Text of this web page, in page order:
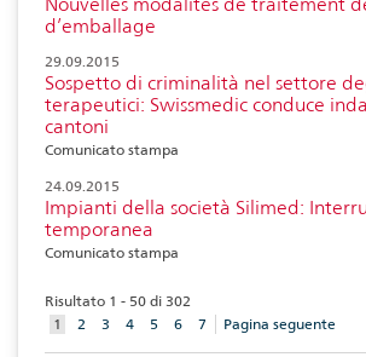
d’emballage
29.09.2015
Sospetto di criminalità nel settore
terapeutici: Swissmedic conduce
cantoni
Comunicato stampa
24.09.2015
Impianti della società Silimed:
temporanea
Comunicato stampa
Risultato 1 - 50 di 302
1 aktuelles
Element
2 3 4 5 6 7 Pagina seguente